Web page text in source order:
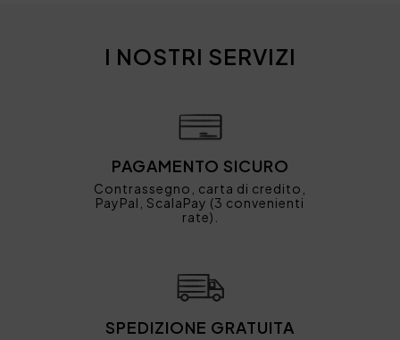
I NOSTRI SERVIZI
PAGAMENTO SICURO
Contrassegno, carta di credito,
PayPal, ScalaPay (3 convenienti
rate).
SPEDIZIONE GRATUITA